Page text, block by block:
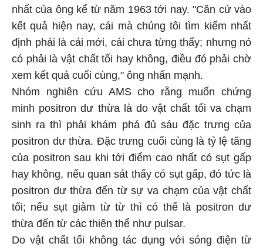
nhất của ông kể từ năm 1963 tới nay. "Căn cứ vào
kết quả hiện nay, cái mà chúng tôi tìm kiếm nhất
định phải là cái mới, cái chưa từng thấy; nhưng nó
có phải là vật chất tối hay không, điều đó phải chờ
xem kết quả cuối cùng," ông nhấn mạnh.
Nhóm nghiên cứu AMS cho rằng muốn chứng
minh positron dư thừa là do vật chất tối va chạm
sinh ra thì phải khám phá đủ sáu đặc trưng của
positron dư thừa. Đặc trưng cuối cùng là tỷ lệ tăng
của positron sau khi tới điểm cao nhất có sụt gấp
hay không, nếu quan sát thấy có sụt gấp, đó tức là
positron dư thừa đến từ sự va chạm của vật chất
tối; nếu sụt giảm từ từ thì có thể là positron dư
thừa đến từ các thiên thể như pulsar.
Do vật chất tối không tác dụng với sóng điện từ